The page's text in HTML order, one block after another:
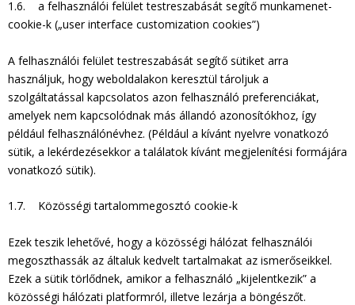
1.6. a felhasználói felület testreszabását segítő munkamenet-
cookie-k („user interface customization cookies”)
A felhasználói felület testreszabását segítő sütiket arra
használjuk, hogy weboldalakon keresztül tároljuk a
szolgáltatással kapcsolatos azon felhasználó preferenciákat,
amelyek nem kapcsolódnak más állandó azonosítókhoz, így
például felhasználónévhez. (Például a kívánt nyelvre vonatkozó
sütik, a lekérdezésekkor a találatok kívánt megjelenítési formájára
vonatkozó sütik).
1.7. Közösségi tartalommegosztó cookie-k
Ezek teszik lehetővé, hogy a közösségi hálózat felhasználói
megoszthassák az általuk kedvelt tartalmakat az ismerőseikkel.
Ezek a sütik törlődnek, amikor a felhasználó „kijelentkezik” a
közösségi hálózati platformról, illetve lezárja a böngészőt.